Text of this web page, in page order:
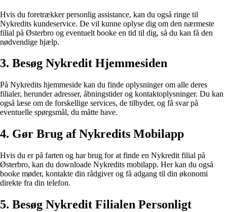
Hvis du foretrækker personlig assistance, kan du også ringe til
Nykredits kundeservice. De vil kunne oplyse dig om den nærmeste
filial på Østerbro og eventuelt booke en tid til dig, så du kan få den
nødvendige hjælp.
3. Besøg Nykredit Hjemmesiden
På Nykredits hjemmeside kan du finde oplysninger om alle deres
filialer, herunder adresser, åbningstider og kontaktoplysninger. Du kan
også læse om de forskellige services, de tilbyder, og få svar på
eventuelle spørgsmål, du måtte have.
4. Gør Brug af Nykredits Mobilapp
Hvis du er på farten og har brug for at finde en Nykredit filial på
Østerbro, kan du downloade Nykredits mobilapp. Her kan du også
booke møder, kontakte din rådgiver og få adgang til din økonomi
direkte fra din telefon.
5. Besøg Nykredit Filialen Personligt